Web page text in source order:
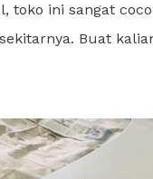
toko ini sangat
Buat